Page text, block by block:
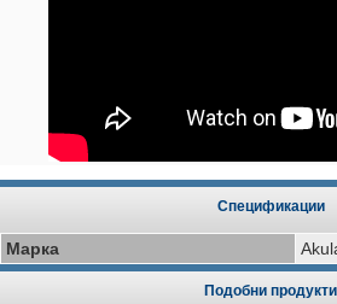
Спецификации
Марка
Подобни продукти